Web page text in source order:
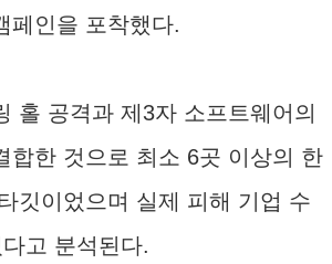
페인을 포착했다.
홀 공격과 제3자 소프트웨어의
합한 것으로 최소 6곳 이상의 한
깃이었으며 실제 피해 기업 수
고 분석된다.